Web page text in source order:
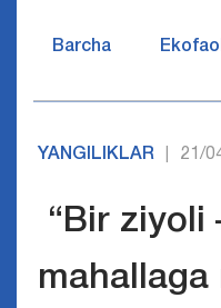
Barcha
YANGILIKLAR 21/
“Bir ziyoli
mahallaga